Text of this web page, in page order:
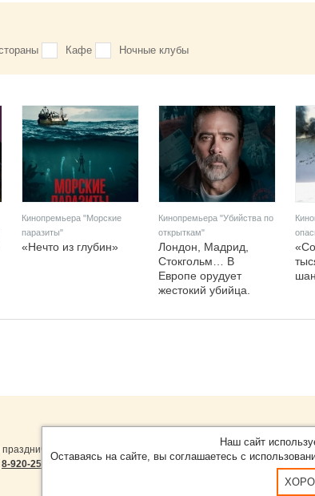
Кафе Ночные клубы
Кинопремьера "Морские
паразиты"
«Нечто из глубин»
Кинопремьера "Убийства по
открыткам"
Лондон, Мадрид,
Стокгольм… В
Европе орудует
жестокий убийца.
мероприятий в Нижнем Новгороде.
8-920-253-22-14 8-999-077-15-51
О проекте
Карта сайта
Наш сайт
Оставаясь на сайте, вы соглашаетесь с